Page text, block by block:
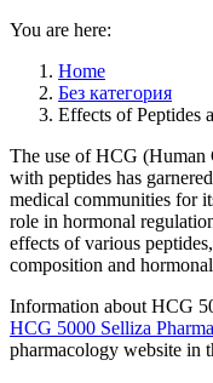
You are here:
Home
Без категория
Effects of
The use of HCG
with peptides has
medical communities for
role in hormonal
effects of various
composition and
Information about HCG
HCG 5000 Selliza
pharmacology website in